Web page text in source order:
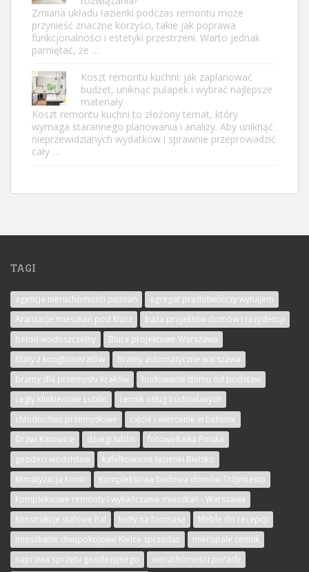
Zmiana układu łazienki podczas remontu może
przynieść znaczne korzyści, takie jak poprawa
funkcjonalności i estetyki przestrzeni. Warto jednak
pamiętać, że …
Koszt remontu kuchni: jak zaplanować
budżet, uniknąć pułapek i wybrać najlepsze
materiały
Koszt remontu kuchni to złożony temat, który
wymaga starannego planowania i analizy. Aby uniknąć
nieprzewidzianych wydatków i sprawnie przeprowadzić
cały …
TAGI
agencja nieruchomości poznań
agregat prądotwórczy wynajem
Aranżacje mieszkań pod klucz
baza projektów domów i rezydencji
beton wodoszczelny
Biura projektowe Warszawa
blaty z konglomeratów
bramy automatyczne warszawa
bramy dla przemysłu Kraków
budowanie domu od podstaw
cegły klinkierowe Lublin
cennik usług budowlanych
chłodnictwo przemysłowe
cięcie i wiercenie w betonie
Drzwi Katowice
dźwigi lublin
fotowoltaika Polska
geodeci wodzisław
kafelkowanie łazienki Bielsko
klimatyzacja konin
Kompleksowa budowa domów Trójmiasto
kompleksowe remonty i wykańczanie mieszkań - Warszawa
konstrukcje stalowe hal
kotły na biomasę
Meble do recepcji
mieszkanie dwupokojowe Kielce sprzedaż
mikropale cennik
naprawa sprzętu geodezyjnego
nieruchomości porady